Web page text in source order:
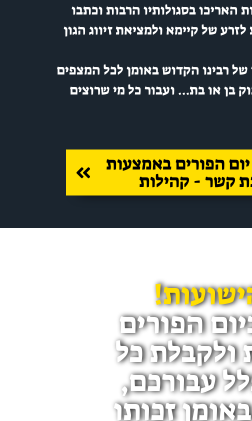
האריכו בסגולותיו הרבות וכתבו
של קיימא ולמציאת זיווג הגון
של רבינו הקדוש באומן לכל המצפים
בן או בת… ועבור כל מי שרוצים
הפורים באמצעות
קשר - קהילות
הפורים
ולקבלת כל
עבורכם,
זכותו